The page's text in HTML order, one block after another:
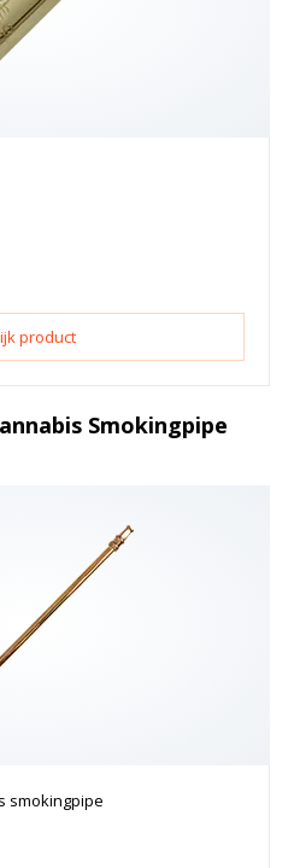
product
Smokingpipe
smokingpipe